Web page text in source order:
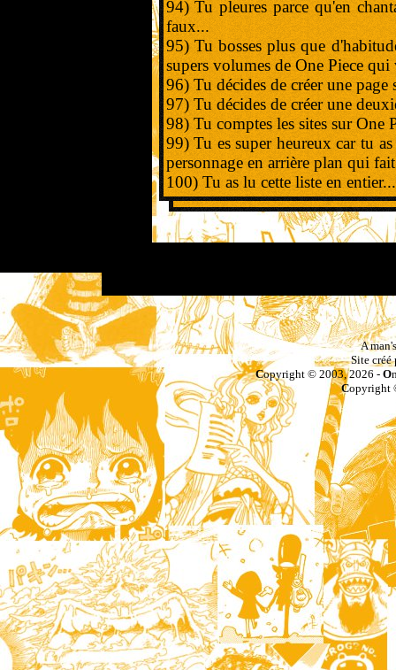
94) Tu pleures parce qu'en
faux...
95) Tu bosses plus que
supers volumes de One Piece
96) Tu décides de créer une page
97) Tu décides de créer une
98) Tu comptes les sites sur One
99) Tu es super heureux car tu
personnage en arrière plan qui
100) Tu as lu cette liste en entier...
A
Site créé
Copyright © 2003, 2026 - O
Copyright